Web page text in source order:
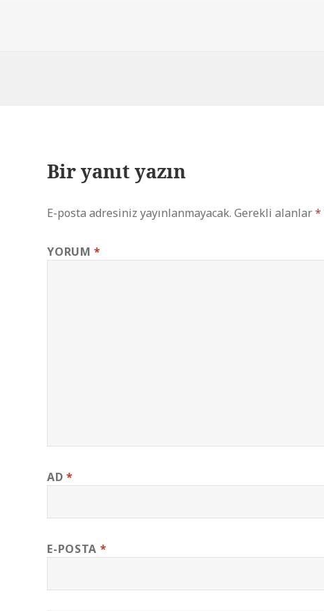
Bir yanıt yazın
E-posta adresiniz yayınlanmayacak. Gerekli alanlar*
YORUM*
AD*
E-POSTA *